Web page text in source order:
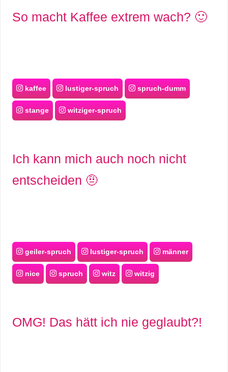
So macht Kaffee extrem wach? 🙂
kaffee lustiger-spruch spruch-dumm
stange witziger-spruch
Ich kann mich auch noch nicht
entscheiden 🤨
geiler-spruch lustiger-spruch männer
nice spruch witz witzig
OMG! Das hätt ich nie geglaubt?!